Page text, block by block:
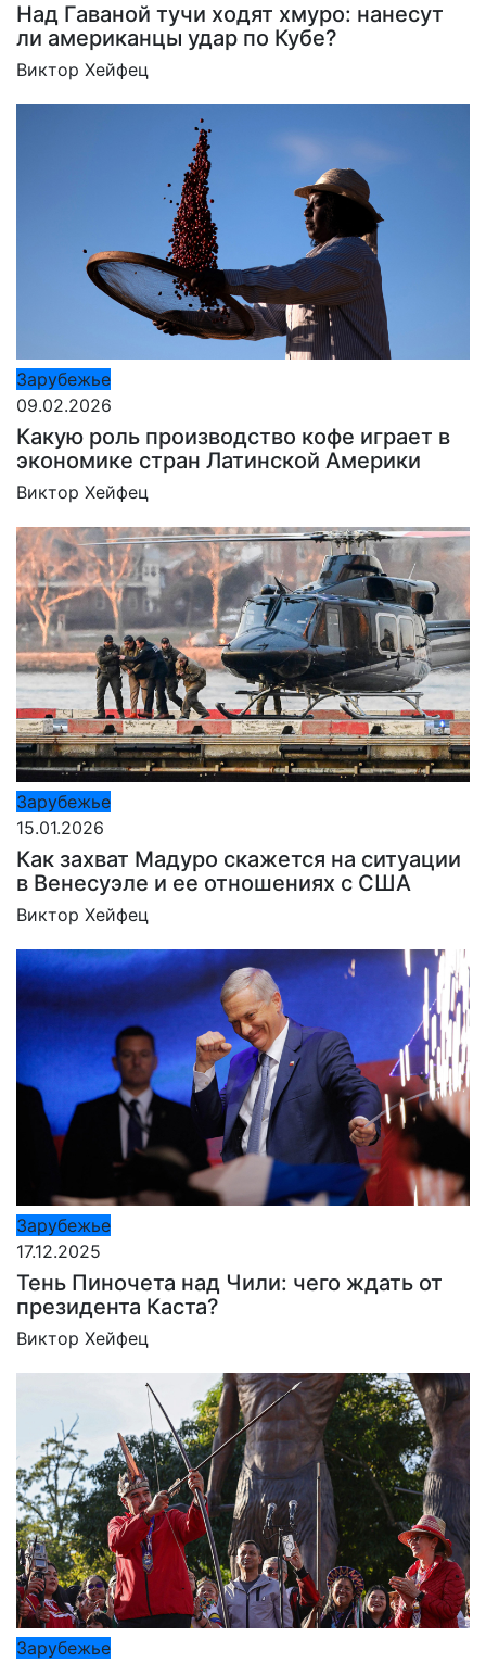
Над Гаваной тучи ходят хмуро: нанесут
ли американцы удар по Кубе?
Виктор Хейфец
Зарубежье
09.02.2026
Какую роль производство кофе играет в
экономике стран Латинской Америки
Виктор Хейфец
Зарубежье
15.01.2026
Как захват Мадуро скажется на ситуации
в Венесуэле и ее отношениях с США
Виктор Хейфец
Зарубежье
17.12.2025
Тень Пиночета над Чили: чего ждать от
президента Каста?
Виктор Хейфец
Зарубежье